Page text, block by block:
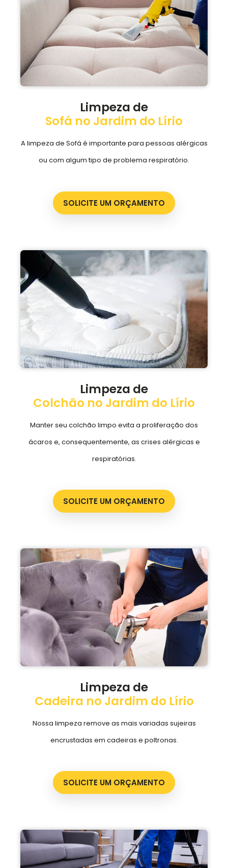
Limpeza de
Sofá no Jardim do Lírio
A limpeza de Sofá é importante para pessoas alérgicas
ou com algum tipo de problema respiratório.
SOLICITE UM ORÇAMENTO
Limpeza de
Colchão no Jardim do Lírio
Manter seu colchão limpo evita a proliferação dos
ácaros e, consequentemente, as crises alérgicas e
respiratórias.
SOLICITE UM ORÇAMENTO
Limpeza de
Cadeira no Jardim do Lírio
Nossa limpeza remove as mais variadas sujeiras
encrustadas em cadeiras e poltronas.
SOLICITE UM ORÇAMENTO